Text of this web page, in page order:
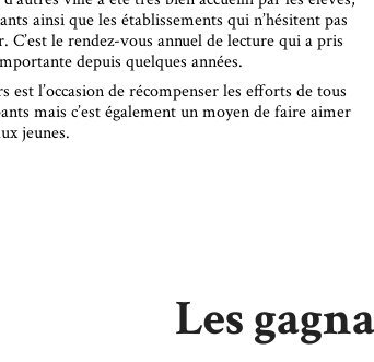
ainsi que les établissements qui n’hésitent pas
C’est le rendez-vous annuel de lecture qui a pris
depuis quelques années.
est l’occasion de récompenser les efforts de tous
mais c’est également un moyen de faire aimer
jeunes.
Les